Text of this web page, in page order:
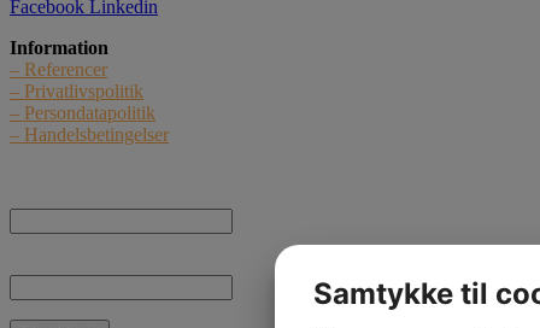
Facebook Linkedin
Information
– Referencer
– Privatlivspolitik
– Persondatapolitik
– Handelsbetingelser
Samtykke til